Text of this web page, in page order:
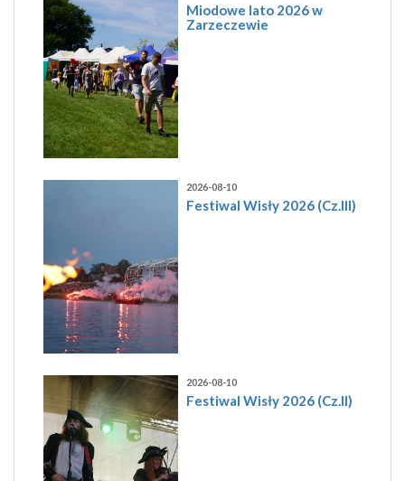
Miodowe lato 2026 w
Zarzeczewie
2026-08-10
Festiwal Wisły 2026 (Cz.III)
2026-08-10
Festiwal Wisły 2026 (Cz.II)